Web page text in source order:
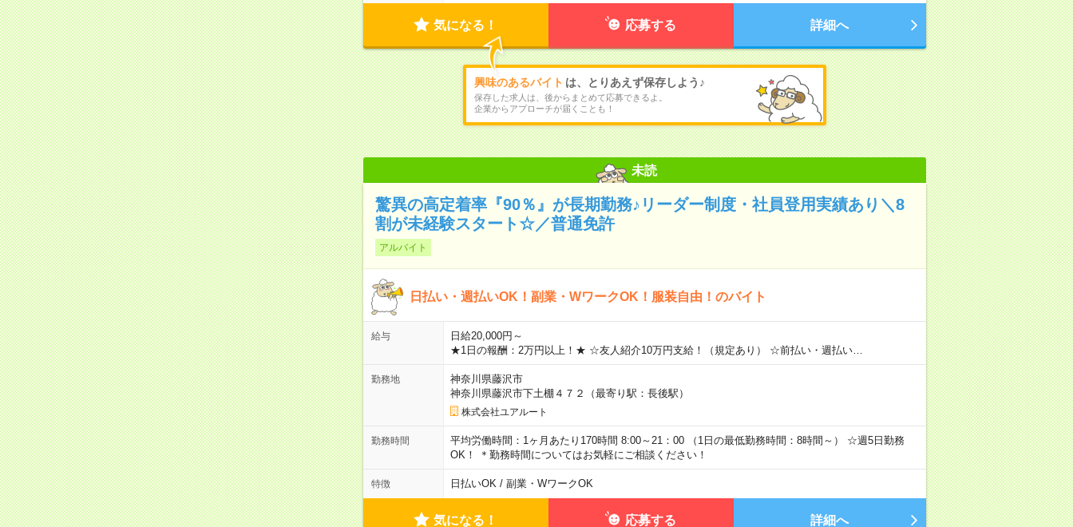
気になる！ 応募する 詳細へ
興味のあるバイト は、とりあえず保存しよう♪
保存した求人は、後からまとめて応募できるよ。
企業からアプローチが届くことも！
未読
驚異の高定着率『90％』が長期勤務♪リーダー制度・社員登用実績あり＼8
割が未経験スタート☆／普通免許
アルバイト
日払い・週払いOK！副業・WワークOK！服装自由！のバイト
給与
日給20,000円～
★1日の報酬：2万円以上！★ ☆友人紹介10万円支給！（規定あり） ☆前払い・週払い…
勤務地
神奈川県藤沢市
神奈川県藤沢市下土棚４７２（最寄り駅：長後駅）
株式会社ユアルート
勤務時間
平均労働時間：1ヶ月あたり170時間 8:00～21：00 （1日の最低勤務時間：8時間～） ☆週5日勤務
OK！ ＊勤務時間についてはお気軽にご相談ください！
特徴 日払いOK / 副業・WワークOK
気になる！ 応募する 詳細へ